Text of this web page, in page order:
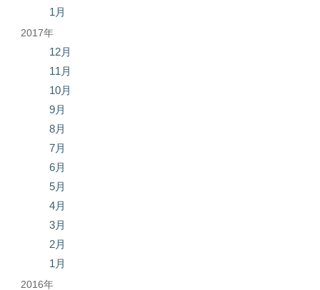
1月
2017年
12月
11月
10月
9月
8月
7月
6月
5月
4月
3月
2月
1月
2016年